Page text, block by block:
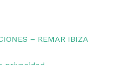
– REMAR IBIZA